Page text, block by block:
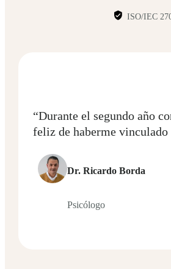
ISO/IEC
“Durante el segundo año
feliz de haberme vinculado
Dr. Ricardo Borda
Psicólogo